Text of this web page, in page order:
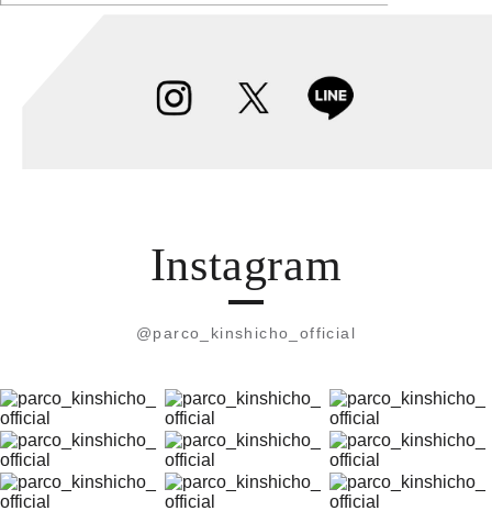
Instagram
@parco_kinshicho_official